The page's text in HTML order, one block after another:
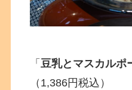
「豆乳とマスカルポ
（1,386円税込）